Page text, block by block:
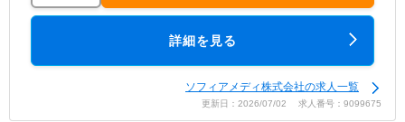
詳細を見る
ソフィアメディ株式会社の求人一覧
更新日：2026/07/02 求人番号：9099675